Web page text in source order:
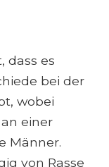
dass es
bei der
wobei
einer
Männer.
von Rasse